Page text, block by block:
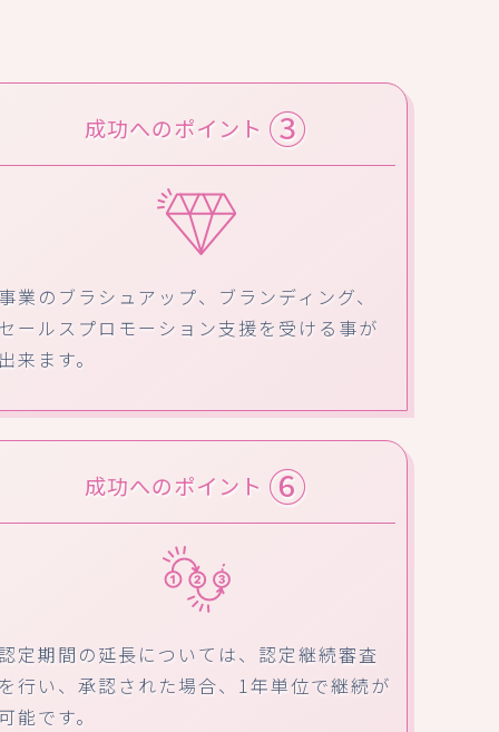
成功へのポイント ③
業のブラシュアップ、ブランディング、
ールスプロモーション支援を受ける事が
来ます。
成功へのポイント ⑥
定期間の延長については、認定継続審査
行い、承認された場合、1年単位で継続が
能です。